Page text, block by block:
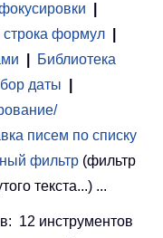
формул
Библиотека
даты
писем по списку
фильтр (фильтр
текста...) ...
12 инструментов